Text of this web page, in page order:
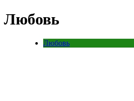
Любовь
Любовь